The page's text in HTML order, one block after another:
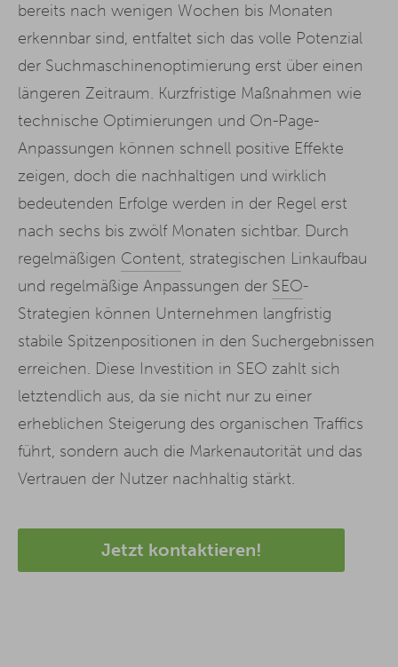
bereits nach wenigen Wochen bis Monaten
erkennbar sind, entfaltet sich das volle Potenzial
der Suchmaschinenoptimierung erst über einen
längeren Zeitraum. Kurzfristige Maßnahmen wie
technische Optimierungen und On-Page-
Anpassungen können schnell positive Effekte
zeigen, doch die nachhaltigen und wirklich
bedeutenden Erfolge werden in der Regel erst
nach sechs bis zwölf Monaten sichtbar. Durch
regelmäßigen Content, strategischen Linkaufbau
und regelmäßige Anpassungen der SEO-
Strategien können Unternehmen langfristig
stabile Spitzenpositionen in den Suchergebnissen
erreichen. Diese Investition in SEO zahlt sich
letztendlich aus, da sie nicht nur zu einer
erheblichen Steigerung des organischen Traffics
führt, sondern auch die Markenautorität und das
Vertrauen der Nutzer nachhaltig stärkt.
Jetzt kontaktieren!